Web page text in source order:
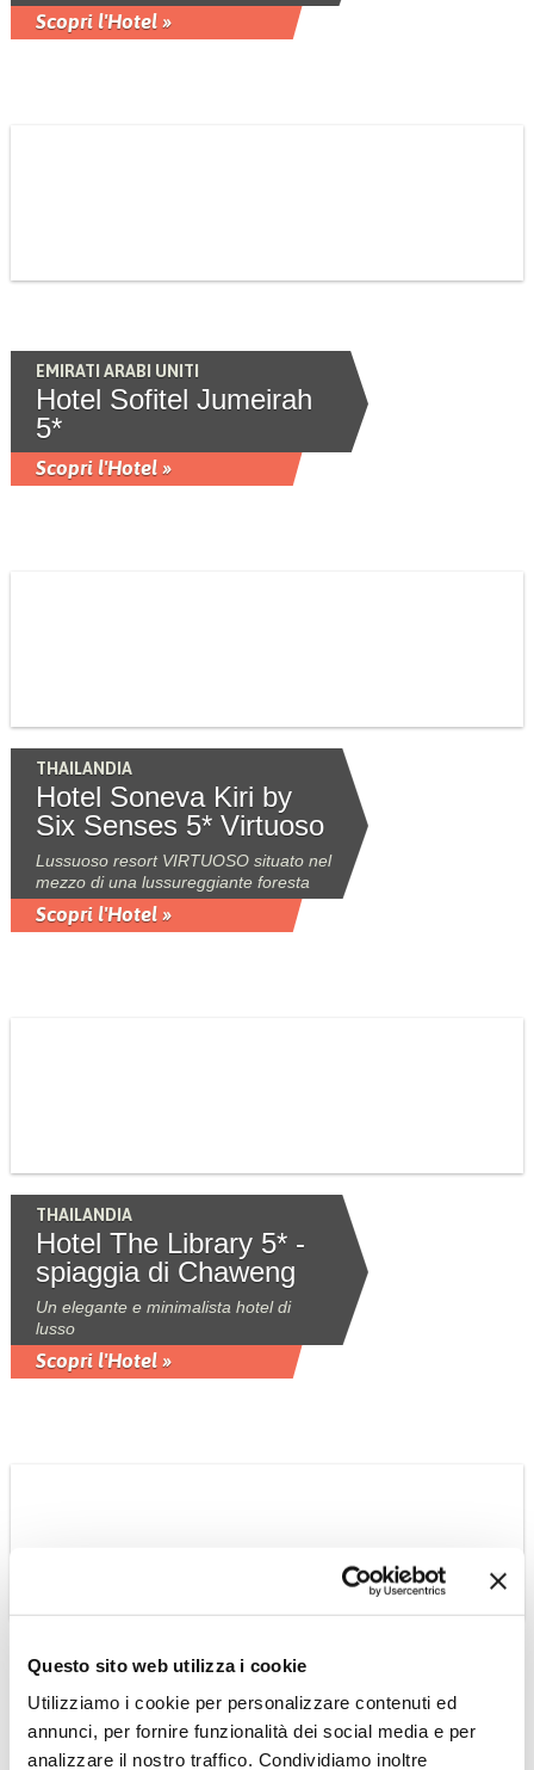
Questo sito web utilizza i cookie
Utilizziamo i cookie per personalizzare contenuti ed
annunci, per fornire funzionalità dei social media e per
analizzare il nostro traffico. Condividiamo inoltre
Scopri l'Hotel »
EMIRATI ARABI UNITI
Hotel Sofitel Jumeirah
5*
Scopri l'Hotel »
THAILANDIA
Hotel Soneva Kiri by
Six Senses 5* Virtuoso
Lussuoso resort VIRTUOSO situato nel
mezzo di una lussureggiante foresta
Scopri l'Hotel »
THAILANDIA
Hotel The Library 5* -
spiaggia di Chaweng
Un elegante e minimalista hotel di
lusso
Scopri l'Hotel »
THAILANDIA
3*sup - spiaggia di
Karon
Una costruzione in stile cino-
portoghese che evoca la storia del